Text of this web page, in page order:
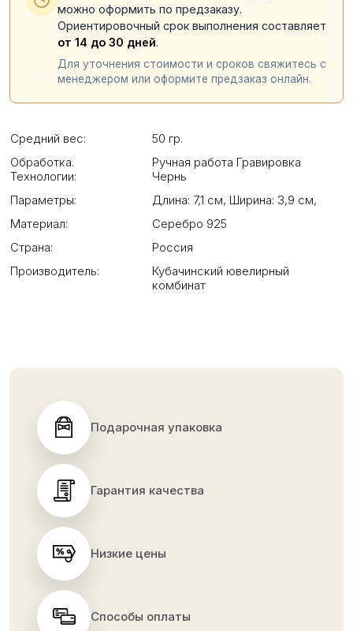
можно оформить по предзаказу.
Ориентировочный срок выполнения составляет
от 14 до 30 дней.
Для уточнения стоимости и сроков свяжитесь с
менеджером или оформите предзаказ онлайн.
Средний вес:
50 гр.
Обработка.
Технологии:
Ручная работа Гравировка
Чернь
Параметры:
Длина: 7,1 см, Ширина: 3,9 см,
Материал:
Серебро 925
Страна:
Россия
Производитель:
Кубачинский ювелирный
комбинат
Подарочная упаковка
Гарантия качества
Низкие цены
Способы оплаты